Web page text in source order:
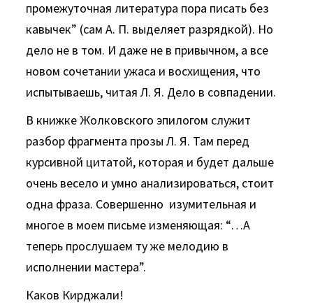
промежуточная литература пора писать без
кавычек” (сам А. П. выделяет разрядкой). Но
дело не в том. И даже не в привычном, а все
новом сочетании ужаса и восхищения, что
испытываешь, читая Л. Я. Дело в совпадении.
В книжке Жолковского эпилогом служит
разбор фрагмента прозы Л. Я. Там перед
курсивной цитатой, которая и будет дальше
очень весело и умно анализироваться, стоит
одна фраза. Совершенно изумительная и
многое в моем письме изменяющая: “…А
теперь прослушаем ту же мелодию в
исполнении мастера”.
Каков Кирджали!